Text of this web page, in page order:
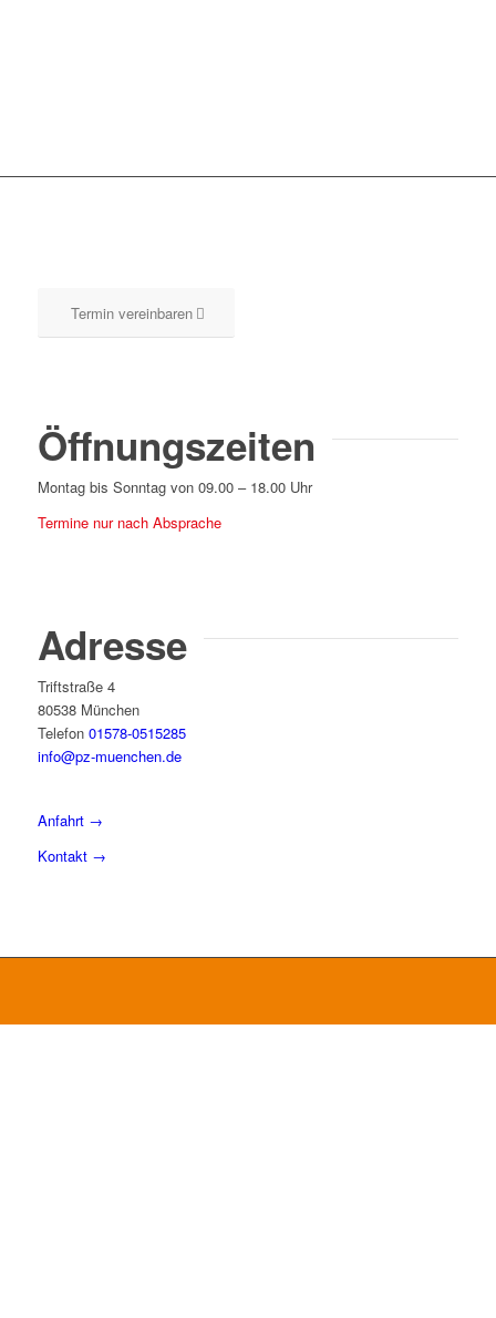
Termin vereinbaren
Öffnungszeiten
Montag bis Sonntag von 09.00 – 18.00 Uhr
Termine nur nach Absprache
Adresse
Triftstraße 4
80538 München
Telefon 01578-0515285
info@pz-muenchen.de
Anfahrt →
Kontakt →